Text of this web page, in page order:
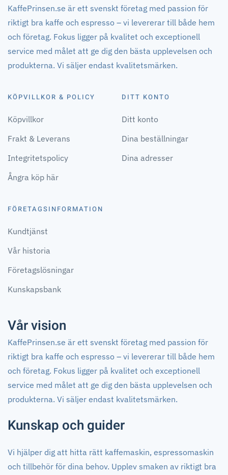
KaffePrinsen.se är ett svenskt företag med passion för
riktigt bra kaffe och espresso – vi levererar till både hem
och företag. Fokus ligger på kvalitet och exceptionell
service med målet att ge dig den bästa upplevelsen och
produkterna. Vi säljer endast kvalitetsmärken.
KÖPVILLKOR & POLICY
Köpvillkor
Frakt & Leverans
Integritetspolicy
Ångra köp här
DITT KONTO
Ditt konto
Dina beställningar
Dina adresser
FÖRETAGSINFORMATION
Kundtjänst
Vår historia
Företagslösningar
Kunskapsbank
Vår vision
KaffePrinsen.se är ett svenskt företag med passion för
riktigt bra kaffe och espresso – vi levererar till både hem
och företag. Fokus ligger på kvalitet och exceptionell
service med målet att ge dig den bästa upplevelsen och
produkterna. Vi säljer endast kvalitetsmärken.
Kunskap och guider
Vi hjälper dig att hitta rätt kaffemaskin, espressomaskin
och tillbehör för dina behov. Upplev smaken av riktigt bra